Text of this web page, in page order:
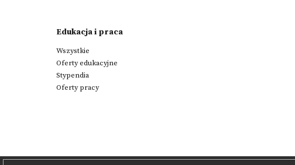
Edukacja i praca
Wszystkie
Oferty edukacyjne
Stypendia
Oferty pracy